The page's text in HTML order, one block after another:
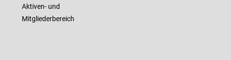
Aktiven- und
Mitgliederbereich